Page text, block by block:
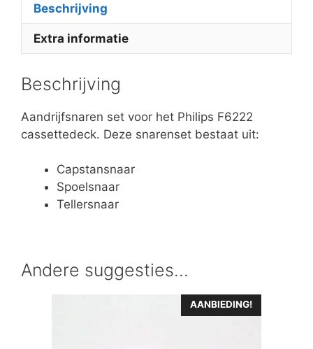
Beschrijving
Extra informatie
Beschrijving
Aandrijfsnaren set voor het Philips F6222
cassettedeck. Deze snarenset bestaat uit:
Capstansnaar
Spoelsnaar
Tellersnaar
Andere suggesties…
AANBIEDING!